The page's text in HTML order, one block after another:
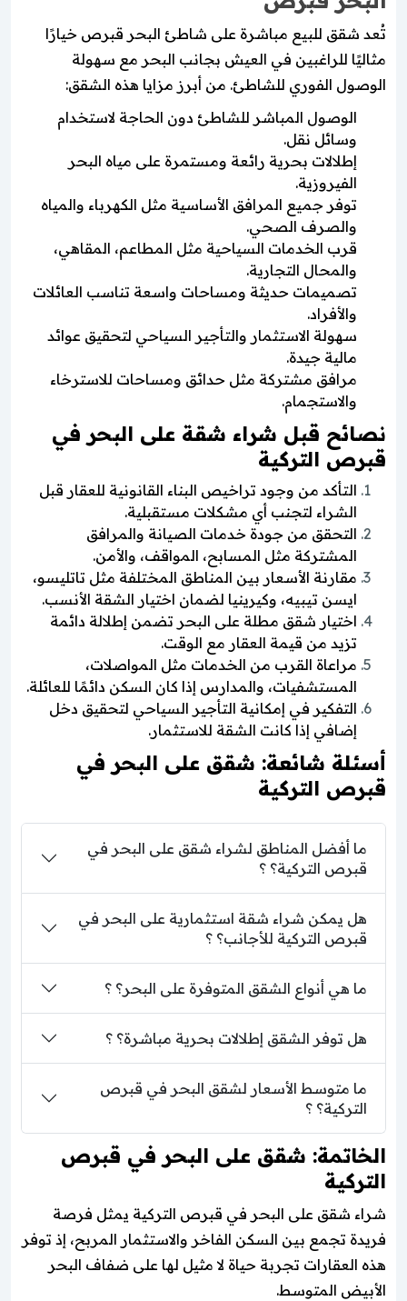
تُعد شقق للبيع مباشرة على شاطئ البحر قبرص خيارًا
مثاليًا للراغبين في العيش بجانب البحر مع سهولة
الوصول الفوري للشاطئ. من أبرز مزايا هذه الشقق:
الوصول المباشر للشاطئ دون الحاجة لاستخدام
وسائل نقل.
إطلالات بحرية رائعة ومستمرة على مياه البحر
الفيروزية.
توفر جميع المرافق الأساسية مثل الكهرباء والمياه
والصرف الصحي.
قرب الخدمات السياحية مثل المطاعم، المقاهي،
والمحال التجارية.
تصميمات حديثة ومساحات واسعة تناسب العائلات
والأفراد.
سهولة الاستثمار والتأجير السياحي لتحقيق عوائد
مالية جيدة.
مرافق مشتركة مثل حدائق ومساحات للاسترخاء
والاستجمام.
نصائح قبل شراء شقة على البحر في
قبرص التركية
التأكد من وجود تراخيص البناء القانونية للعقار قبل
الشراء لتجنب أي مشكلات مستقبلية.
التحقق من جودة خدمات الصيانة والمرافق
المشتركة مثل المسابح، المواقف، والأمن.
مقارنة الأسعار بين المناطق المختلفة مثل تاتليسو،
ايسن تيبيه، وكيرينيا لضمان اختيار الشقة الأنسب.
اختيار شقق مطلة على البحر تضمن إطلالة دائمة
تزيد من قيمة العقار مع الوقت.
مراعاة القرب من الخدمات مثل المواصلات،
المستشفيات، والمدارس إذا كان السكن دائمًا للعائلة.
التفكير في إمكانية التأجير السياحي لتحقيق دخل
إضافي إذا كانت الشقة للاستثمار.
أسئلة شائعة: شقق على البحر في
قبرص التركية
ما أفضل المناطق لشراء شقق على البحر في
قبرص التركية؟ ؟
هل يمكن شراء شقة استثمارية على البحر في
قبرص التركية للأجانب؟ ؟
ما هي أنواع الشقق المتوفرة على البحر؟ ؟
هل توفر الشقق إطلالات بحرية مباشرة؟ ؟
ما متوسط الأسعار لشقق البحر في قبرص
التركية؟ ؟
الخاتمة: شقق على البحر في قبرص
التركية
شراء شقق على البحر في قبرص التركية يمثل فرصة
فريدة تجمع بين السكن الفاخر والاستثمار المربح، إذ توفر
هذه العقارات تجربة حياة لا مثيل لها على ضفاف البحر
الأبيض المتوسط.